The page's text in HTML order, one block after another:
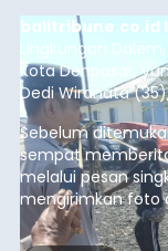
balitribune.co.id
Lingkungan
Kota Denpasar,
Dedi Wiranata
pesisir Pantai
Sebelum
sempat
melalui pesan
mengirimkan foto
istrinya.